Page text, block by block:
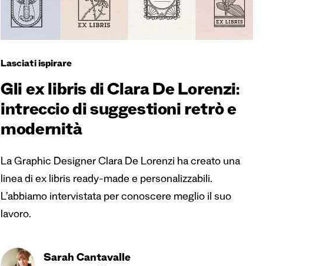
Lasciati ispirare
Gli ex libris di Clara De Lorenzi:
intreccio di suggestioni retrò e
modernità
La Graphic Designer Clara De Lorenzi ha creato una
linea di ex libris ready-made e personalizzabili.
L’abbiamo intervistata per conoscere meglio il suo
lavoro.
Sarah Cantavalle